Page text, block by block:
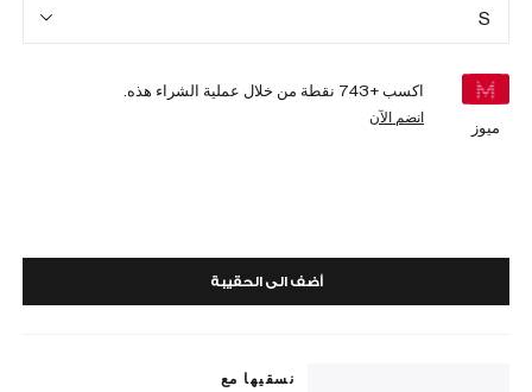
S
ميوز
اكسب +743 نقطة من خلال عملية الشراء هذه.
انضم الآن
أضف الى الحقيبة
نسقيها مع